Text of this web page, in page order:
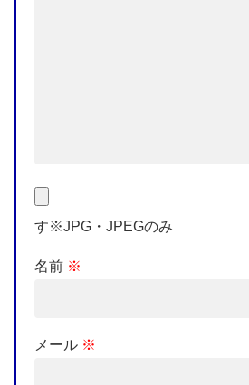
す※JPG・JPEGのみ
名前 ※
メール ※